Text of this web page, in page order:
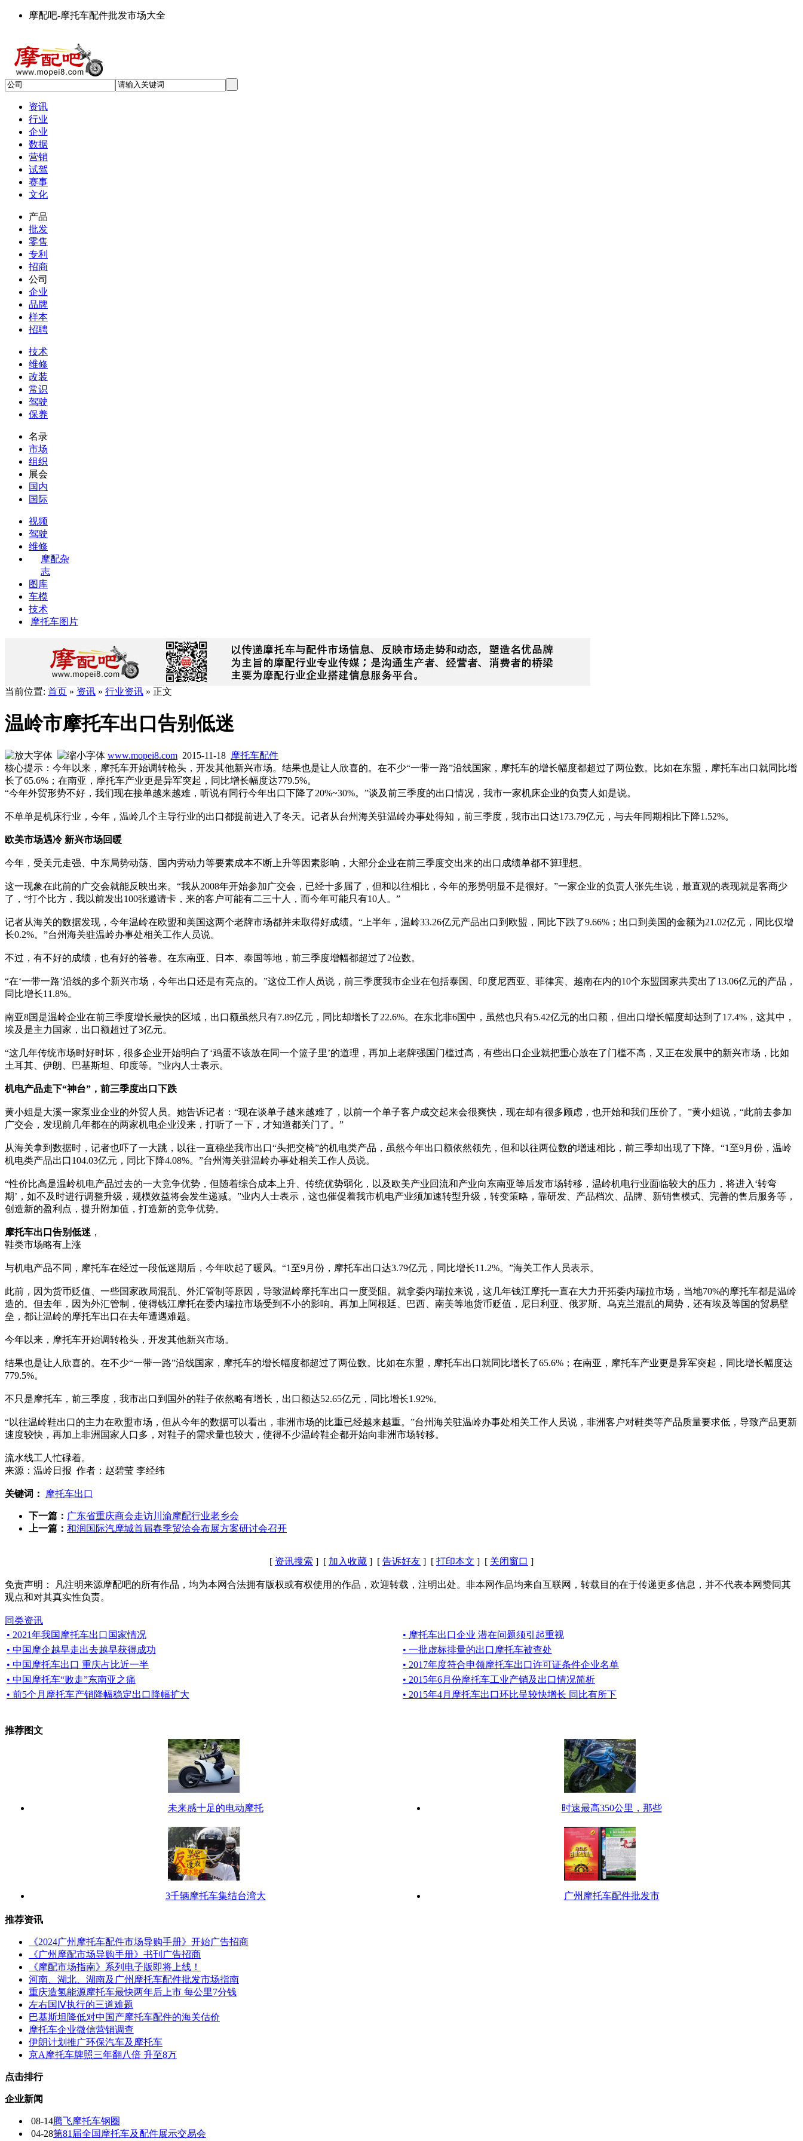
摩配吧-摩托车配件批发市场大全
资讯
行业
企业
数据
营销
试驾
赛事
文化
产品
批发
零售
专利
招商
公司
企业
品牌
样本
招聘
技术
维修
改装
常识
驾驶
保养
名录
市场
组织
展会
国内
国际
视频
驾驶
维修
摩配杂
志
图库
车模
技术
摩托车图片
当前位置: 首页 » 资讯 » 行业资讯 » 正文
温岭市摩托车出口告别低迷
www.mopei8.com 2015-11-18 摩托车配件
核心提示：今年以来，摩托车开始调转枪头，开发其他新兴市场。结果也是让人欣喜的。在不少“一带一路”沿线国家，摩托车的增长幅度都超过了两位数。比如在东盟，摩托车出口就同比增
长了65.6%；在南亚，摩托车产业更是异军突起，同比增长幅度达779.5%。
“今年外贸形势不好，我们现在接单越来越难，听说有同行今年出口下降了20%~30%。”谈及前三季度的出口情况，我市一家机床企业的负责人如是说。
不单单是机床行业，今年，温岭几个主导行业的出口都提前进入了冬天。记者从台州海关驻温岭办事处得知，前三季度，我市出口达173.79亿元，与去年同期相比下降1.52%。
欧美市场遇冷 新兴市场回暖
今年，受美元走强、中东局势动荡、国内劳动力等要素成本不断上升等因素影响，大部分企业在前三季度交出来的出口成绩单都不算理想。
这一现象在此前的广交会就能反映出来。“我从2008年开始参加广交会，已经十多届了，但和以往相比，今年的形势明显不是很好。”一家企业的负责人张先生说，最直观的表现就是客商少
了，“打个比方，我以前发出100张邀请卡，来的客户可能有二三十人，而今年可能只有10人。”
记者从海关的数据发现，今年温岭在欧盟和美国这两个老牌市场都并未取得好成绩。“上半年，温岭33.26亿元产品出口到欧盟，同比下跌了9.66%；出口到美国的金额为21.02亿元，同比仅增
长0.2%。”台州海关驻温岭办事处相关工作人员说。
不过，有不好的成绩，也有好的答卷。在东南亚、日本、泰国等地，前三季度增幅都超过了2位数。
“在‘一带一路’沿线的多个新兴市场，今年出口还是有亮点的。”这位工作人员说，前三季度我市企业在包括泰国、印度尼西亚、菲律宾、越南在内的10个东盟国家共卖出了13.06亿元的产品，
同比增长11.8%。
南亚8国是温岭企业在前三季度增长最快的区域，出口额虽然只有7.89亿元，同比却增长了22.6%。在东北非6国中，虽然也只有5.42亿元的出口额，但出口增长幅度却达到了17.4%，这其中，
埃及是主力国家，出口额超过了3亿元。
“这几年传统市场时好时坏，很多企业开始明白了‘鸡蛋不该放在同一个篮子里’的道理，再加上老牌强国门槛过高，有些出口企业就把重心放在了门槛不高，又正在发展中的新兴市场，比如
土耳其、伊朗、巴基斯坦、印度等。”业内人士表示。
机电产品走下“神台”，前三季度出口下跌
黄小姐是大溪一家泵业企业的外贸人员。她告诉记者：“现在谈单子越来越难了，以前一个单子客户成交起来会很爽快，现在却有很多顾虑，也开始和我们压价了。”黄小姐说，“此前去参加
广交会，发现前几年都在的两家机电企业没来，打听了一下，才知道都关门了。”
从海关拿到数据时，记者也吓了一大跳，以往一直稳坐我市出口“头把交椅”的机电类产品，虽然今年出口额依然领先，但和以往两位数的增速相比，前三季却出现了下降。“1至9月份，温岭
机电类产品出口104.03亿元，同比下降4.08%。”台州海关驻温岭办事处相关工作人员说。
“性价比高是温岭机电产品过去的一大竞争优势，但随着综合成本上升、传统优势弱化，以及欧美产业回流和产业向东南亚等后发市场转移，温岭机电行业面临较大的压力，将进入‘转弯
期’，如不及时进行调整升级，规模效益将会发生递减。”业内人士表示，这也催促着我市机电产业须加速转型升级，转变策略，靠研发、产品档次、品牌、新销售模式、完善的售后服务等，
创造新的盈利点，提升附加值，打造新的竞争优势。
摩托车出口告别低迷 ，
鞋类市场略有上涨
与机电产品不同，摩托车在经过一段低迷期后，今年吹起了暖风。“1至9月份，摩托车出口达3.79亿元，同比增长11.2%。”海关工作人员表示。
此前，因为货币贬值、一些国家政局混乱、外汇管制等原因，导致温岭摩托车出口一度受阻。就拿委内瑞拉来说，这几年钱江摩托一直在大力开拓委内瑞拉市场，当地70%的摩托车都是温岭
造的。但去年，因为外汇管制，使得钱江摩托在委内瑞拉市场受到不小的影响。再加上阿根廷、巴西、南美等地货币贬值，尼日利亚、俄罗斯、乌克兰混乱的局势，还有埃及等国的贸易壁
垒，都让温岭的摩托车出口在去年遭遇难题。
今年以来，摩托车开始调转枪头，开发其他新兴市场。
结果也是让人欣喜的。在不少“一带一路”沿线国家，摩托车的增长幅度都超过了两位数。比如在东盟，摩托车出口就同比增长了65.6%；在南亚，摩托车产业更是异军突起，同比增长幅度达
779.5%。
不只是摩托车，前三季度，我市出口到国外的鞋子依然略有增长，出口额达52.65亿元，同比增长1.92%。
“以往温岭鞋出口的主力在欧盟市场，但从今年的数据可以看出，非洲市场的比重已经越来越重。”台州海关驻温岭办事处相关工作人员说，非洲客户对鞋类等产品质量要求低，导致产品更新
速度较快，再加上非洲国家人口多，对鞋子的需求量也较大，使得不少温岭鞋企都开始向非洲市场转移。
流水线工人忙碌着。
来源：温岭日报 作者：赵碧莹 李经纬
关键词： 摩托车出口
下一篇： 广东省重庆商会走访川渝摩配行业老乡会
上一篇： 和润国际汽摩城首届春季贸洽会布展方案研讨会召开
[ 资讯搜索 ] [ 加入收藏 ] [ 告诉好友 ] [ 打印本文 ] [ 关闭窗口 ]
免责声明：
凡注明来源摩配吧的所有作品，均为本网合法拥有版权或有权使用的作品，欢迎转载，注明出处。非本网作品均来自互联网，转载目的在于传递更多信息，并不代表本网赞同其
观点和对其真实性负责。
同类资讯
• 2021年我国摩托车出口国家情况
• 摩托车出口企业 潜在问题须引起重视
• 中国摩企越早走出去越早获得成功
• 一批虚标排量的出口摩托车被查处
• 中国摩托车出口 重庆占比近一半
• 2017年度符合申领摩托车出口许可证条件企业名单
• 中国摩托车“败走”东南亚之痛
• 2015年6月份摩托车工业产销及出口情况简析
• 前5个月摩托车产销降幅稳定出口降幅扩大
• 2015年4月摩托车出口环比呈较快增长 同比有所下
推荐图文
未来感十足的电动摩托 时速最高350公里，那些
3千辆摩托车集结台湾大 广州摩托车配件批发市
推荐资讯
《2024广州摩托车配件市场导购手册》开始广告招商
《广州摩配市场导购手册》书刊广告招商
《摩配市场指南》系列电子版即将上线！
河南、湖北、湖南及广州摩托车配件批发市场指南
重庆造氢能源摩托车最快两年后上市 每公里7分钱
左右国Ⅳ执行的三道难题
巴基斯坦降低对中国产摩托车配件的海关估价
摩托车企业微信营销调查
伊朗计划推广环保汽车及摩托车
京A摩托车牌照三年翻八倍 升至8万
点击排行
企业新闻
08-14腾飞摩托车钢圈
04-28第81届全国摩托车及配件展示交易会